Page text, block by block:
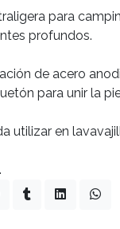
para
profundos.
de acero
para unir la
utilizar en